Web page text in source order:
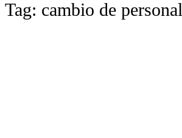
Tag: cambio de personal